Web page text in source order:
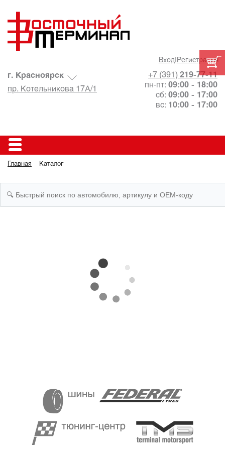
Вход| Регистрация
+7 (391) 219-77-11
пн-пт: 09:00 - 18:00
сб: 09:00 - 17:00
вс: 10:00 - 17:00
г. Красноярск
пр. Котельникова 17А/1
Главная Каталог